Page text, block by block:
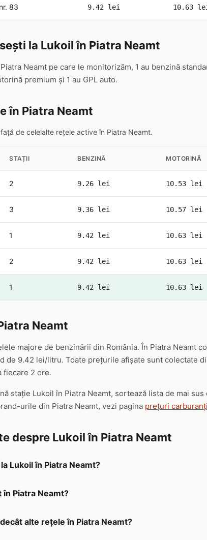
83 9.42 lei 10.63
la Lukoil în Piatra Neamt
Neamt pe care le monitorizăm, 1 au benzină
premium și 1 au GPL auto.
în Piatra Neamt
de celelalte rețele active în Piatra Neamt.
STAȚII BENZINĂ MOTORINĂ
2 9.26 lei 10.53 lei
3 9.36 lei 10.57 lei
1 9.42 lei 10.63 lei
2 9.42 lei 10.63 lei
1 9.42 lei 10.63 lei
Neamt
majore de benzinării din România. În Piatra Neamt
de 9.42 lei/litru. Toate prețurile afișate sunt colectate
fiecare 2 ore.
stație Lukoil în Piatra Neamt, sortează lista de mai
urile din Piatra Neamt, vezi pagina prețuri
despre Lukoil în Piatra Neamt
Lukoil în Piatra Neamt?
Piatra Neamt?
alte rețele în Piatra Neamt?